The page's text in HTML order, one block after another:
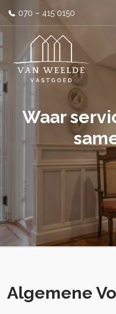
070 – 415 0150
Waar
Algemene